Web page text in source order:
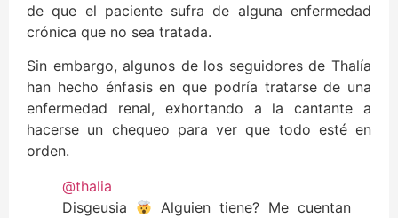
de que el paciente sufra de alguna enfermedad
crónica que no sea tratada.
Sin embargo, algunos de los seguidores de Thalía
han hecho énfasis en que podría tratarse de una
enfermedad renal, exhortando a la cantante a
hacerse un chequeo para ver que todo esté en
orden.
@thalia
Disgeusia
Alguien tiene? Me cuentan